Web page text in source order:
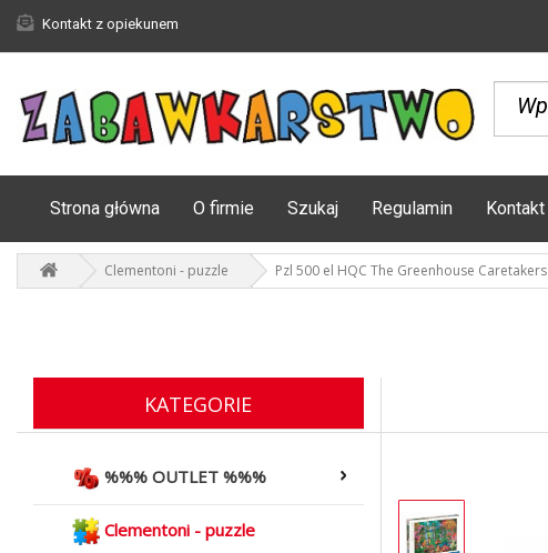
Kontakt z opiekunem
Strona główna O firmie Szukaj Regulamin Kontakt
Clementoni - puzzle Pzl 500 el HQC The Greenhouse Caretakers
KATEGORIE
%%% OUTLET %%%
Clementoni - puzzle